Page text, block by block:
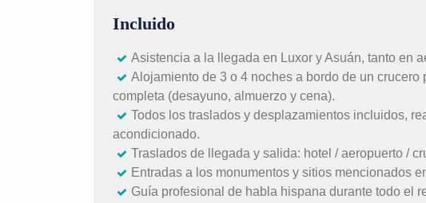
Incluido
Asistencia a la llegada en Luxor y Asuán, tanto en
Alojamiento de 3 o 4 noches a bordo de un
completa (desayuno, almuerzo y cena).
Todos los traslados y desplazamientos incluidos,
acondicionado.
Traslados de llegada y salida: hotel / aeropuerto /
Entradas a los monumentos y sitios mencionados
Guía profesional de habla hispana durante todo el